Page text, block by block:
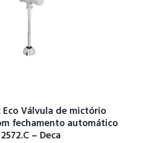
Eco Válvula de mictório
fechamento automático
2572.C – Deca